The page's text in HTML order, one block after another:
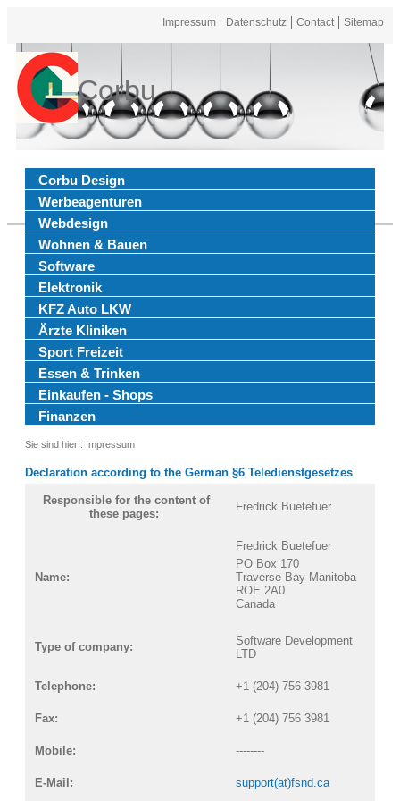
Impressum Datenschutz Contact Sitemap
Corbu
Corbu Design
Werbeagenturen
Webdesign
Wohnen & Bauen
Software
Elektronik
KFZ Auto LKW
Ärzte Kliniken
Sport Freizeit
Essen & Trinken
Einkaufen - Shops
Finanzen
Sie sind hier : Impressum
Declaration according to the German §6 Teledienstgesetzes
Responsible for the content of
these pages:
Fredrick Buetefuer
Name:
Fredrick Buetefuer
PO Box 170
Traverse Bay Manitoba
ROE 2A0
Canada
Type of company:
Software Development
LTD
Telephone: +1 (204) 756 3981
Fax: +1 (204) 756 3981
Mobile: --------
E-Mail: support(at)fsnd.ca